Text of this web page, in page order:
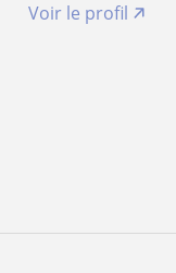
Voir le profil